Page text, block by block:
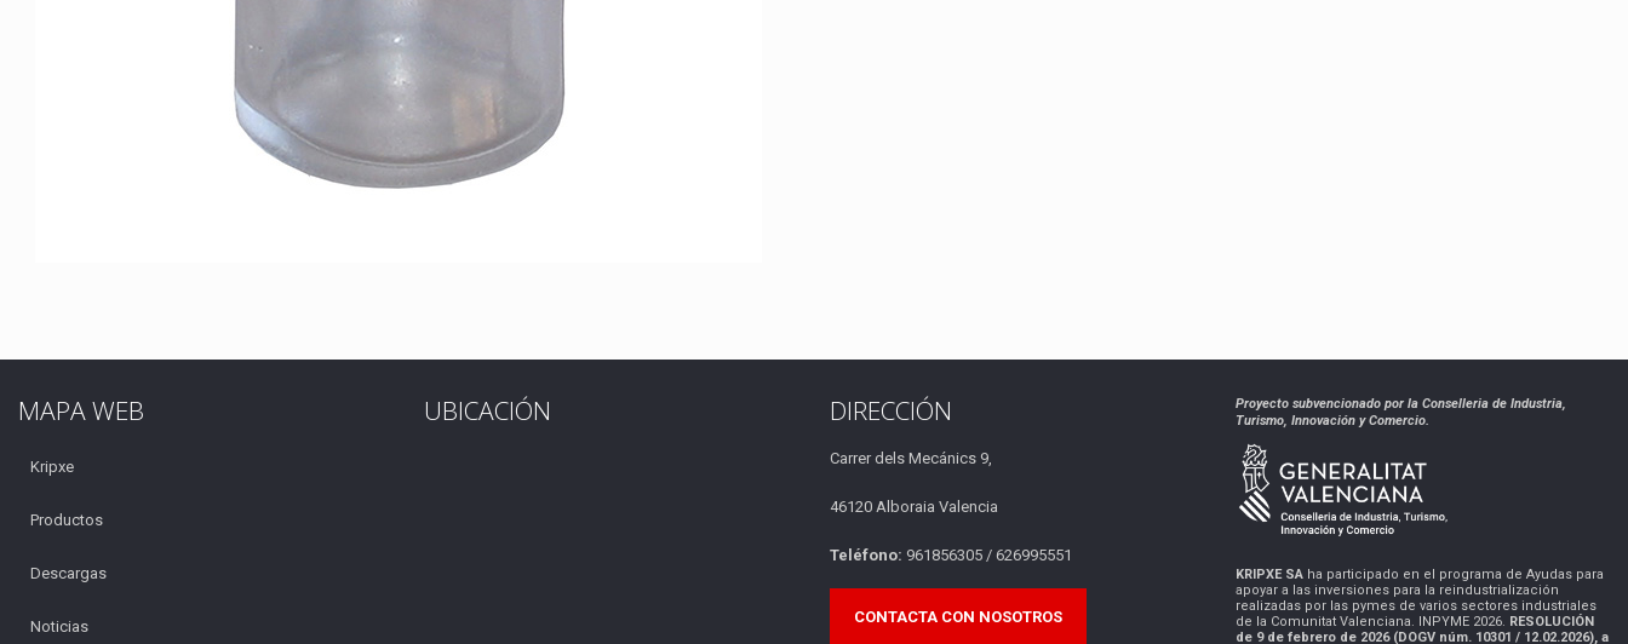
MAPA WEB
Kripxe
Productos
Descargas
Noticias
UBICACIÓN DIRECCIÓN
Carrer dels Mecánics 9,
46120 Alboraia Valencia
Teléfono: 961856305 / 626995551
CONTACTA CON NOSOTROS
Proyecto subvencionado por la Conselleria de Industria,
Turismo, Innovación y Comercio.
KRIPXE SA ha participado en el programa de Ayudas para
apoyar a las inversiones para la reindustrialización
realizadas por las pymes de varios sectores industriales
de la Comunitat Valenciana. INPYME 2026. RESOLUCIÓN
de 9 de febrero de 2026 (DOGV núm. 10301 / 12.02.2026), a